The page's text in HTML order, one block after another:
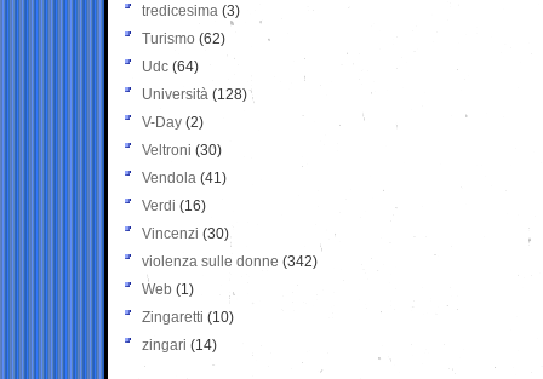
tredicesima (3)
Turismo (62)
Udc (64)
Università (128)
V-Day (2)
Veltroni (30)
Vendola (41)
Verdi (16)
Vincenzi (30)
violenza sulle donne (342)
Web (1)
Zingaretti (10)
zingari (14)